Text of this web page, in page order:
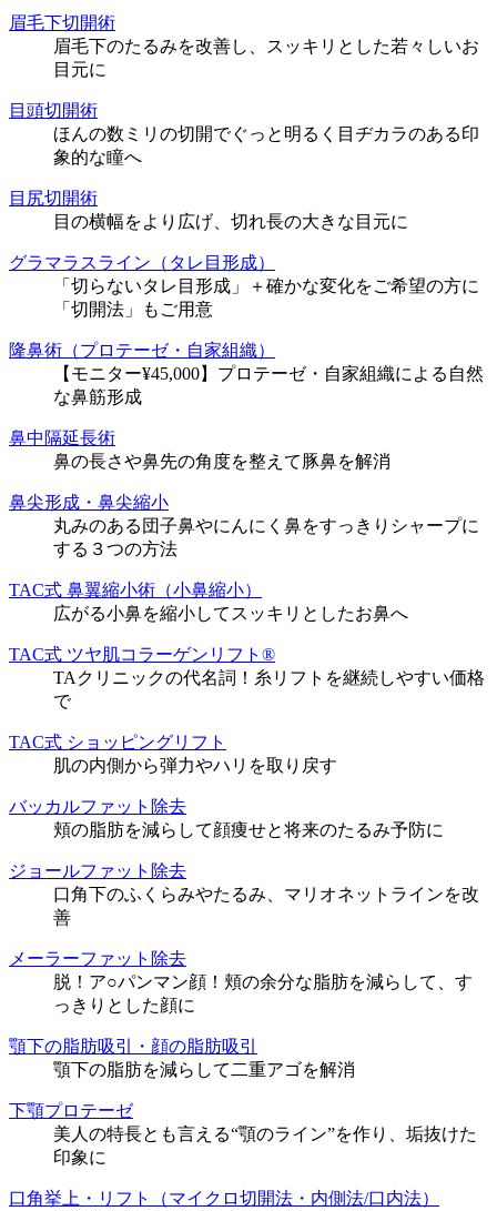
眉毛下切開術
眉毛下のたるみを改善し、スッキリとした若々しいお
目元に
目頭切開術
ほんの数ミリの切開でぐっと明るく目ヂカラのある印
象的な瞳へ
目尻切開術
目の横幅をより広げ、切れ長の大きな目元に
グラマラスライン（タレ目形成）
「切らないタレ目形成」＋確かな変化をご希望の方に
「切開法」もご用意
隆鼻術（プロテーゼ・自家組織）
【モニター¥45,000】プロテーゼ・自家組織による自然
な鼻筋形成
鼻中隔延長術
鼻の長さや鼻先の角度を整えて豚鼻を解消
鼻尖形成・鼻尖縮小
丸みのある団子鼻やにんにく鼻をすっきりシャープに
する３つの方法
TAC式 鼻翼縮小術（小鼻縮小）
広がる小鼻を縮小してスッキリとしたお鼻へ
TAC式 ツヤ肌コラーゲンリフト®
TAクリニックの代名詞！糸リフトを継続しやすい価格
で
TAC式 ショッピングリフト
肌の内側から弾力やハリを取り戻す
バッカルファット除去
頬の脂肪を減らして顔痩せと将来のたるみ予防に
ジョールファット除去
口角下のふくらみやたるみ、マリオネットラインを改
善
メーラーファット除去
脱！ア○パンマン顔！頬の余分な脂肪を減らして、す
っきりとした顔に
顎下の脂肪吸引・顔の脂肪吸引
顎下の脂肪を減らして二重アゴを解消
下顎プロテーゼ
美人の特長とも言える“顎のライン”を作り、垢抜けた
印象に
口角挙上・リフト（マイクロ切開法・内側法/口内法）